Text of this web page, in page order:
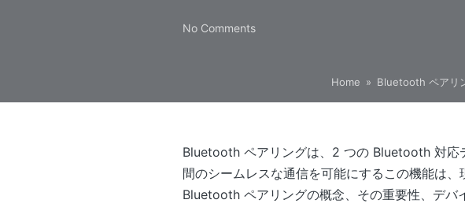
No Comments
Home » Bluetooth ペアリ
Bluetooth ペアリングは、2 つの Bluetooth 対応
間のシームレスな通信を可能にするこの機能は
Bluetooth ペアリングの概念、その重要性、デバ